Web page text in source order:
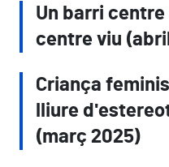
Un barri
centre viu
Criança
lliure
(març 2025)